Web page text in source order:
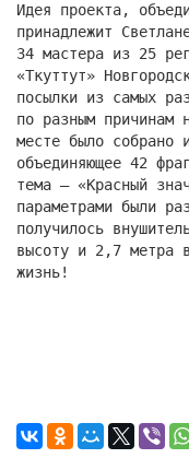
Идея проекта,
принадлежит
34 мастера из 25
«Ткуттут»
посылки из самых
по разным причинам
месте было собрано
объединяющее 42
тема – «Красный
параметрами были
получилось
высоту и 2,7 метра
жизнь!